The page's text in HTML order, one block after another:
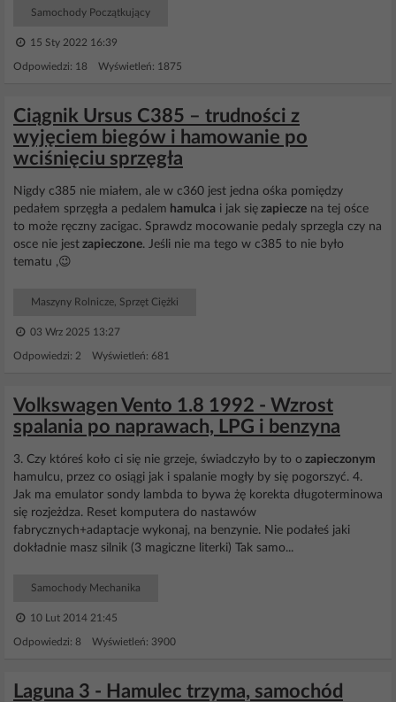
Samochody Początkujący
15 Sty 2022 16:39
Odpowiedzi: 18 Wyświetleń: 1875
Ciągnik Ursus C385 – trudności z
wyjęciem biegów i hamowanie po
wciśnięciu sprzęgła
Nigdy c385 nie miałem, ale w c360 jest jedna ośka pomiędzy
pedałem sprzęgła a pedalem hamulca i jak się zapiecze na tej ośce
to może ręczny zacigac. Sprawdz mocowanie pedaly sprzegla czy na
osce nie jest zapieczone. Jeśli nie ma tego w c385 to nie było
tematu ,😉
Maszyny Rolnicze, Sprzęt Ciężki
03 Wrz 2025 13:27
Odpowiedzi: 2 Wyświetleń: 681
Volkswagen Vento 1.8 1992 - Wzrost
spalania po naprawach, LPG i benzyna
3. Czy któreś koło ci się nie grzeje, świadczyło by to o zapieczonym
hamulcu, przez co osiągi jak i spalanie mogły by się pogorszyć. 4.
Jak ma emulator sondy lambda to bywa żę korekta długoterminowa
się rozjeżdza. Reset komputera do nastawów
fabrycznych+adaptacje wykonaj, na benzynie. Nie podałeś jaki
dokładnie masz silnik (3 magiczne literki) Tak samo...
Samochody Mechanika
10 Lut 2014 21:45
Odpowiedzi: 8 Wyświetleń: 3900
Laguna 3 - Hamulec trzyma, samochód